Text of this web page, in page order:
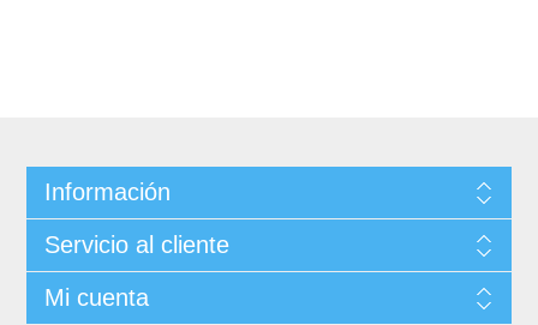
Información
Servicio al cliente
Mi cuenta